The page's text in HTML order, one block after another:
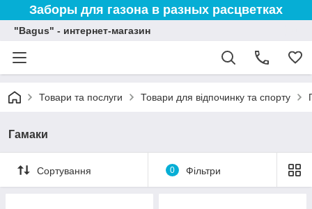
Заборы для газона в разных расцветках
"Bagus" - интернет-магазин
Товари та послуги Товари для відпочинку та спорту
Гамаки
Сортування 0 Фільтри